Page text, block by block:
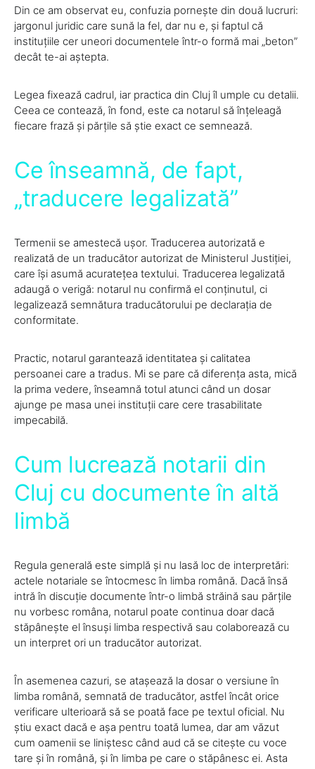
Din ce am observat eu, confuzia pornește din două lucruri:
jargonul juridic care sună la fel, dar nu e, și faptul că
instituțiile cer uneori documentele într-o formă mai „beton”
decât te-ai aștepta.
Legea fixează cadrul, iar practica din Cluj îl umple cu detalii.
Ceea ce contează, în fond, este ca notarul să înțeleagă
fiecare frază și părțile să știe exact ce semnează.
Ce înseamnă, de fapt,
„traducere legalizată”
Termenii se amestecă ușor. Traducerea autorizată e
realizată de un traducător autorizat de Ministerul Justiției,
care își asumă acuratețea textului. Traducerea legalizată
adaugă o verigă: notarul nu confirmă el conținutul, ci
legalizează semnătura traducătorului pe declarația de
conformitate.
Practic, notarul garantează identitatea și calitatea
persoanei care a tradus. Mi se pare că diferența asta, mică
la prima vedere, înseamnă totul atunci când un dosar
ajunge pe masa unei instituții care cere trasabilitate
impecabilă.
Cum lucrează notarii din
Cluj cu documente în altă
limbă
Regula generală este simplă și nu lasă loc de interpretări:
actele notariale se întocmesc în limba română. Dacă însă
intră în discuție documente într-o limbă străină sau părțile
nu vorbesc româna, notarul poate continua doar dacă
stăpânește el însuși limba respectivă sau colaborează cu
un interpret ori un traducător autorizat.
În asemenea cazuri, se atașează la dosar o versiune în
limba română, semnată de traducător, astfel încât orice
verificare ulterioară să se poată face pe textul oficial. Nu
știu exact dacă e așa pentru toată lumea, dar am văzut
cum oamenii se liniștesc când aud că se citește cu voce
tare și în română, și în limba pe care o stăpânesc ei. Asta